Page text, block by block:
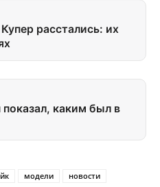
расстались: их
каким был в
модели новости